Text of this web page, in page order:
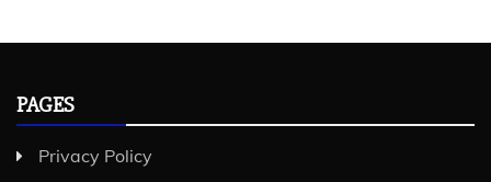
PAGES
Privacy Policy